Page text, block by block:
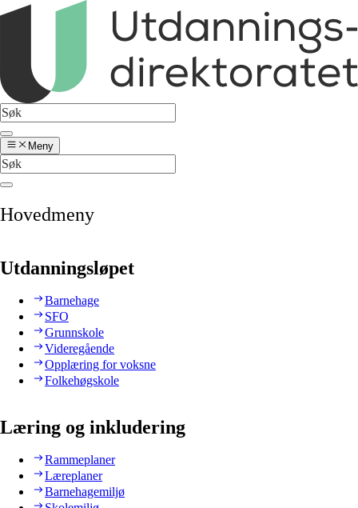
Meny
Hovedmeny
Utdanningsløpet
Barnehage
SFO
Grunnskole
Videregående
Opplæring for voksne
Folkehøgskole
Læring og inkludering
Rammeplaner
Læreplaner
Barnehagemiljø